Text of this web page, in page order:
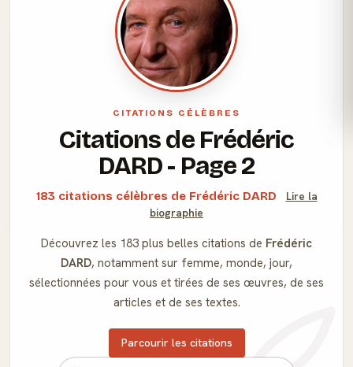
CITATIONS CÉLÈBRES
Citations de Frédéric
DARD- Page 2
183 citations célèbres de Frédéric DARD
Lire la
biographie
Découvrez les 183 plus belles citations de Frédéric
DARD, notamment sur femme, monde, jour,
sélectionnées pour vous et tirées de ses œuvres, de ses
articles et de ses textes.
Parcourir les citations